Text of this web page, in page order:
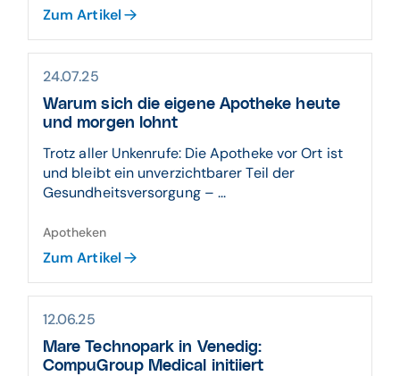
Zum Artikel
24.07.25
Warum sich die eigene Apotheke heute
und morgen lohnt
Trotz aller Unkenrufe: Die Apotheke vor Ort ist
und bleibt ein unverzichtbarer Teil der
Gesundheitsversorgung – ...
Apotheken
Zum Artikel
12.06.25
Mare Technopark in Venedig:
CompuGroup Medical initiiert